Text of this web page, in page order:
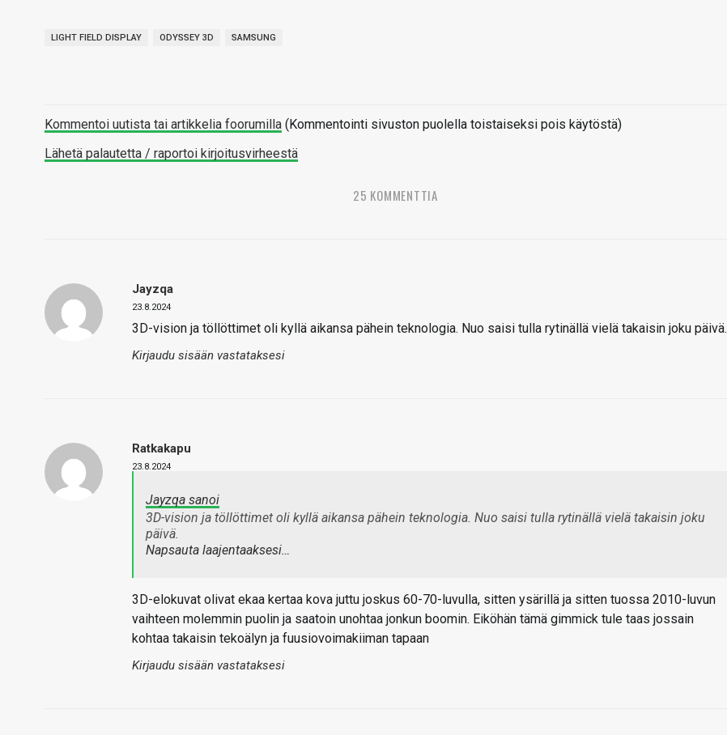
LIGHT FIELD DISPLAY ODYSSEY 3D SAMSUNG
Kommentoi uutista tai artikkelia foorumilla (Kommentointi sivuston puolella toistaiseksi pois käytöstä)
Lähetä palautetta / raportoi kirjoitusvirheestä
25 KOMMENTTIA
Jayzqa
23.8.2024
3D-vision ja töllöttimet oli kyllä aikansa pähein teknologia. Nuo saisi tulla rytinällä vielä takaisin joku päivä.
Kirjaudu sisään vastataksesi
Ratkakapu
23.8.2024
Jayzqa sanoi
3D-vision ja töllöttimet oli kyllä aikansa pähein teknologia. Nuo saisi tulla rytinällä vielä takaisin joku
päivä.
Napsauta laajentaaksesi…
3D-elokuvat olivat ekaa kertaa kova juttu joskus 60-70-luvulla, sitten ysärillä ja sitten tuossa 2010-luvun
vaihteen molemmin puolin ja saatoin unohtaa jonkun boomin. Eiköhän tämä gimmick tule taas jossain
kohtaa takaisin tekoälyn ja fuusiovoimakiiman tapaan
Kirjaudu sisään vastataksesi